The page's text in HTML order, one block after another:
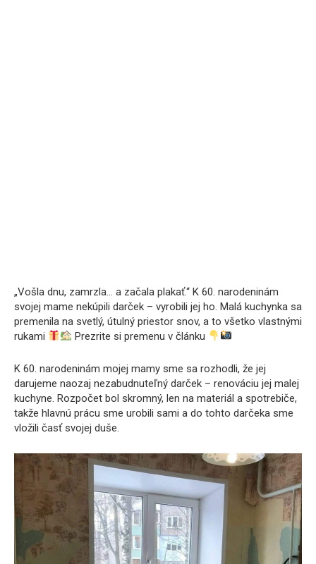
„Vošla dnu, zamrzla… a začala plakať.“ K 60. narodeninám
svojej mame nekúpili darček – vyrobili jej ho. Malá kuchynka sa
premenila na svetlý, útulný priestor snov, a to všetko vlastnými
rukami
Prezrite si premenu v článku
K 60. narodeninám mojej mamy sme sa rozhodli, že jej
darujeme naozaj nezabudnuteľný darček – renováciu jej malej
kuchyne. Rozpočet bol skromný, len na materiál a spotrebiče,
takže hlavnú prácu sme urobili sami a do tohto darčeka sme
vložili časť svojej duše.